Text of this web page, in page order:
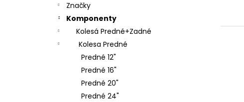
Značky
Komponenty
Kolesá Predné+Zadné
Kolesa Predné
Predné 12"
Predné 16"
Predné 20"
Predné 24"